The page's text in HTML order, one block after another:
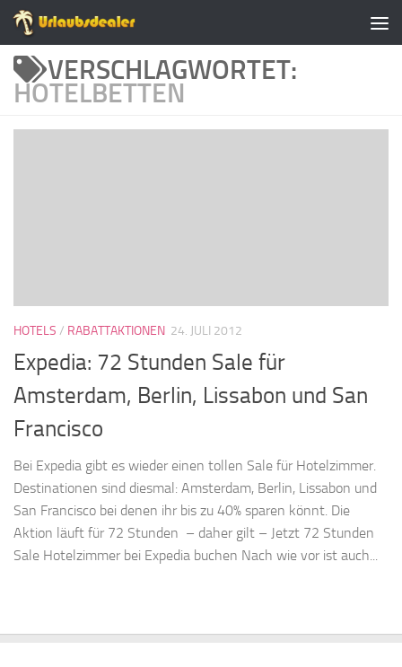
Zum Inhalt springen
VERSCHLAGWORTET:
HOTELBETTEN
HOTELS / RABATTAKTIONEN 24. JULI 2012
Expedia: 72 Stunden Sale für
Amsterdam, Berlin, Lissabon und San
Francisco
Bei Expedia gibt es wieder einen tollen Sale für Hotelzimmer.
Destinationen sind diesmal: Amsterdam, Berlin, Lissabon und
San Francisco bei denen ihr bis zu 40% sparen könnt. Die
Aktion läuft für 72 Stunden – daher gilt – Jetzt 72 Stunden
Sale Hotelzimmer bei Expedia buchen Nach wie vor ist auch...